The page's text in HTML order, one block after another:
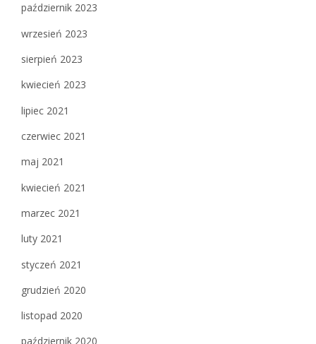
październik 2023
wrzesień 2023
sierpień 2023
kwiecień 2023
lipiec 2021
czerwiec 2021
maj 2021
kwiecień 2021
marzec 2021
luty 2021
styczeń 2021
grudzień 2020
listopad 2020
październik 2020